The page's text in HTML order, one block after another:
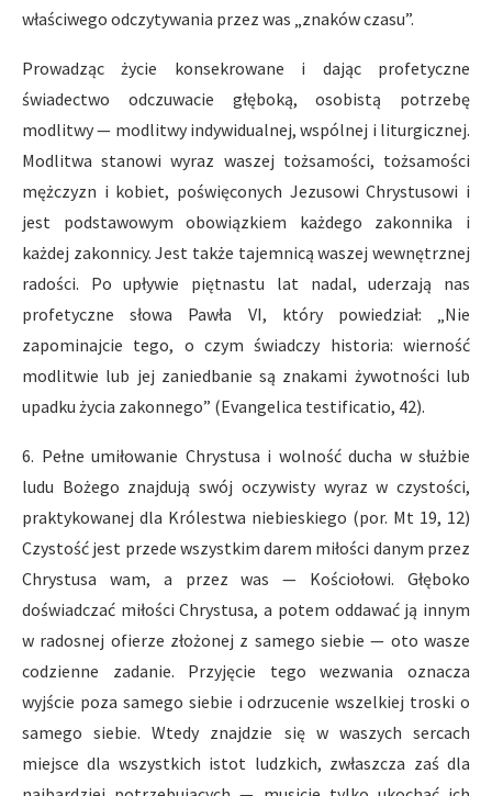
właściwego odczytywania przez was „znaków czasu”.
Prowadząc życie konsekrowane i dając profetyczne
świadectwo odczuwacie głęboką, osobistą potrzebę
modlitwy — modlitwy indywidualnej, wspólnej i liturgicznej.
Modlitwa stanowi wyraz waszej tożsamości, tożsamości
mężczyzn i kobiet, poświęconych Jezusowi Chrystusowi i
jest podstawowym obowiązkiem każdego zakonnika i
każdej zakonnicy. Jest także tajemnicą waszej wewnętrznej
radości. Po upływie piętnastu lat nadal, uderzają nas
profetyczne słowa Pawła VI, który powiedział: „Nie
zapominajcie tego, o czym świadczy historia: wierność
modlitwie lub jej zaniedbanie są znakami żywotności lub
upadku życia zakonnego” (Evangelica testificatio, 42).
6. Pełne umiłowanie Chrystusa i wolność ducha w służbie
ludu Bożego znajdują swój oczywisty wyraz w czystości,
praktykowanej dla Królestwa niebieskiego (por. Mt 19, 12)
Czystość jest przede wszystkim darem miłości danym przez
Chrystusa wam, a przez was — Kościołowi. Głęboko
doświadczać miłości Chrystusa, a potem oddawać ją innym
w radosnej ofierze złożonej z samego siebie — oto wasze
codzienne zadanie. Przyjęcie tego wezwania oznacza
wyjście poza samego siebie i odrzucenie wszelkiej troski o
samego siebie. Wtedy znajdzie się w waszych sercach
miejsce dla wszystkich istot ludzkich, zwłaszcza zaś dla